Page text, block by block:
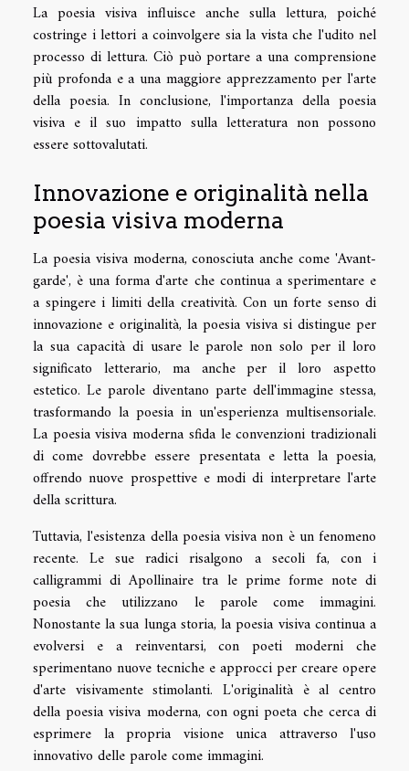
La poesia visiva influisce anche sulla lettura, poiché
costringe i lettori a coinvolgere sia la vista che l'udito nel
processo di lettura. Ciò può portare a una comprensione
più profonda e a una maggiore apprezzamento per l'arte
della poesia. In conclusione, l'importanza della poesia
visiva e il suo impatto sulla letteratura non possono
essere sottovalutati.
Innovazione e originalità nella
poesia visiva moderna
La poesia visiva moderna, conosciuta anche come 'Avant-
garde', è una forma d'arte che continua a sperimentare e
a spingere i limiti della creatività. Con un forte senso di
innovazione e originalità, la poesia visiva si distingue per
la sua capacità di usare le parole non solo per il loro
significato letterario, ma anche per il loro aspetto
estetico. Le parole diventano parte dell'immagine stessa,
trasformando la poesia in un'esperienza multisensoriale.
La poesia visiva moderna sfida le convenzioni tradizionali
di come dovrebbe essere presentata e letta la poesia,
offrendo nuove prospettive e modi di interpretare l'arte
della scrittura.
Tuttavia, l'esistenza della poesia visiva non è un fenomeno
recente. Le sue radici risalgono a secoli fa, con i
calligrammi di Apollinaire tra le prime forme note di
poesia che utilizzano le parole come immagini.
Nonostante la sua lunga storia, la poesia visiva continua a
evolversi e a reinventarsi, con poeti moderni che
sperimentano nuove tecniche e approcci per creare opere
d'arte visivamente stimolanti. L'originalità è al centro
della poesia visiva moderna, con ogni poeta che cerca di
esprimere la propria visione unica attraverso l'uso
innovativo delle parole come immagini.